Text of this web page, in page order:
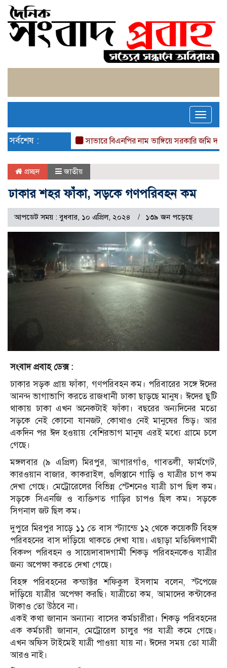
Toggle
সর্বশেষ : সাভারে বিএনপির নাম ভাঙ্গিয়ে সরকারি জমি দখল,
প্রচ্ছদ জাতীয়
ঢাকার শহর ফাঁকা, সড়কে গণপরিবহন কম
আপডেট সময় : বুধবার, ১০ এপ্রিল, ২০২৪ ১৩৯ জন পড়েছে
সংবাদ প্রবাহ ডেক্স :
ঢাকার সড়ক প্রায় ফাঁকা, গণপরিবহন কম। পরিবারের সঙ্গে ঈদের
আনন্দ ভাগাভাগি করতে রাজধানী ঢাকা ছাড়ছে মানুষ। ঈদের ছুটি
থাকায় ঢাকা এখন অনেকটাই ফাঁকা। বছরের অন্যদিনের মতো
সড়কে নেই কোনো যানজট, কোথাও নেই মানুষের ভিড়। আর
একদিন পর ঈদ হওয়ায় বেশিরভাগ মানুষ এরই মধ্যে গ্রামে চলে
গেছে।
মঙ্গলবার (৯ এপ্রিল) মিরপুর, আগারগাঁও, গাবতলী, ফার্মগেট,
কারওয়ান বাজার, কাকরাইল, গুলিস্তানে গাড়ি ও যাত্রীর চাপ কম
দেখা গেছে। মেট্রোরেলের বিভিন্ন স্টেশনেও যাত্রী চাপ ছিল কম।
সড়কে সিএনজি ও ব্যক্তিগত গাড়ির চাপও ছিল কম। সড়কে
সিগনাল জট ছিল কম।
দুপুরে মিরপুর সাড়ে ১১ তে বাস স্ট্যান্ডে ১২ থেকে কয়েকটি বিহঙ্গ
পরিবহনের বাস দাঁড়িয়ে থাকতে দেখা যায়। এছাড়া মতিঝিলগামী
বিকল্প পরিবহন ও সায়েদাবাদগামী শিকড় পরিবহনকেও যাত্রীর
জন্য অপেক্ষা করতে দেখা গেছে।
বিহঙ্গ পরিবহনের কন্ডাক্টর শফিকুল ইসলাম বলেন, স্টপেজে
দাঁড়িয়ে যাত্রীর অপেক্ষা করছি। যাত্রীতো কম, আমাদের কন্টাকের
টাকাও তো উঠবে না।
একই কথা জানান অন্যান্য বাসের কর্মচারীরা। শিকড় পরিবহনের
এক কর্মচারী জানান, মেট্রোরেল চালুর পর যাত্রী কমে গেছে।
এখন অফিস টাইমেই যাত্রী পাওয়া যায় না। ঈদের সময় তো যাত্রী
আরও নাই।